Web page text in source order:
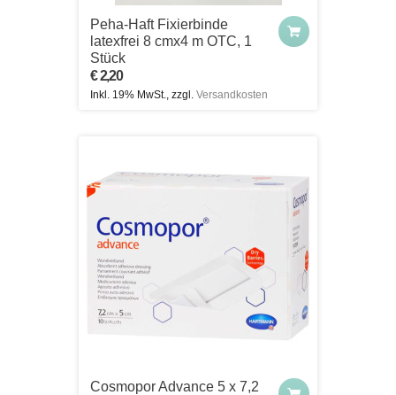
Peha-Haft Fixierbinde
latexfrei 8 cmx4 m OTC, 1
Stück
€ 2,20
Inkl. 19% MwSt., zzgl. Versandkosten
Cosmopor Advance 5 x 7,2